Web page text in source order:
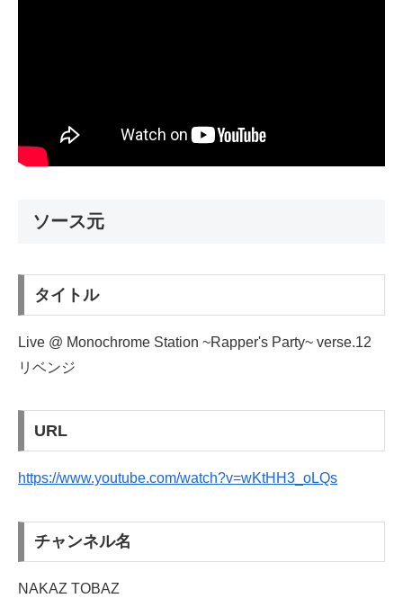
ソース元
タイトル
Live @ Monochrome Station ~Rapper's Party~ verse.12
リベンジ
URL
https://www.youtube.com/watch?v=wKtHH3_oLQs
チャンネル名
NAKAZ TOBAZ